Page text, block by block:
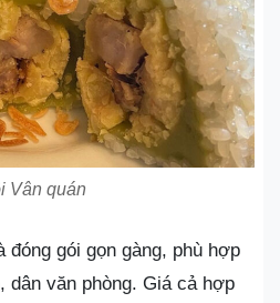
Vân quán
đóng gói gọn gàng, phù hợp
dân văn phòng. Giá cả hợp